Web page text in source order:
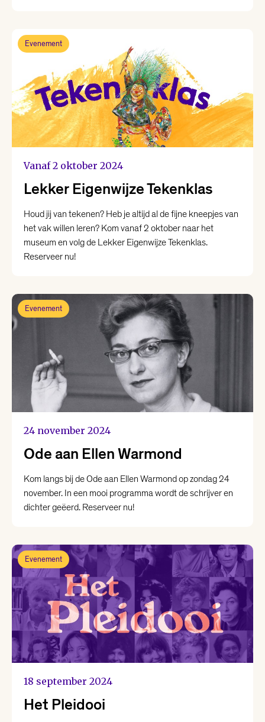
Evenement
Vanaf 2 oktober 2024
Lekker Eigenwijze Tekenklas
Houd jij van tekenen? Heb je altijd al de fijne kneepjes van
het vak willen leren? Kom vanaf 2 oktober naar het
museum en volg de Lekker Eigenwijze Tekenklas.
Reserveer nu!
Evenement
24 november 2024
Ode aan Ellen Warmond
Kom langs bij de Ode aan Ellen Warmond op zondag 24
november. In een mooi programma wordt de schrijver en
dichter geëerd. Reserveer nu!
Evenement
18 september 2024
Het Pleidooi